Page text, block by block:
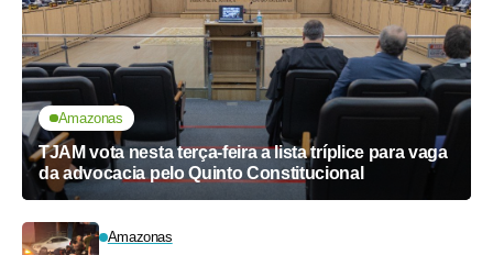
Amazonas
TJAM vota nesta terça-feira a lista tríplice para vaga
da advocacia pelo Quinto Constitucional
Amazonas